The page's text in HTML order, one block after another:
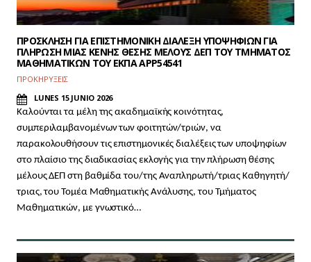
ΠΡΟΣΚΛΗΣΗ ΓΙΑ ΕΠΙΣΤΗΜΟΝΙΚΗ ΔΙΑΛΕΞΗ ΥΠΟΨΗΦΙΩΝ ΓΙΑ
ΠΛΗΡΩΣΗ ΜΙΑΣ ΚΕΝΗΣ ΘΕΣΗΣ ΜΕΛΟΥΣ ΔΕΠ ΤΟΥ ΤΜΗΜΑΤΟΣ
ΜΑΘΗΜΑΤΙΚΩΝ ΤΟΥ ΕΚΠΑ APP54541
ΠΡΟΚΗΡΥΞΕΙΣ
LUNES 15 JUNIO 2026
Καλούνται τα μέλη της ακαδημαϊκής κοινότητας,
συμπεριλαμβανομένων των φοιτητών/τριών, να
παρακολουθήσουν τις επιστημονικές διαλέξεις των υποψηφίων
στο πλαίσιο της διαδικασίας εκλογής για την πλήρωση θέσης
μέλους ΔΕΠστη βαθμίδα του/της Αναπληρωτή/τριας Καθηγητή/
τριας, του Τομέα Μαθηματικής Ανάλυσης, του Τμήματος
Μαθηματικών, με γνωστικό…